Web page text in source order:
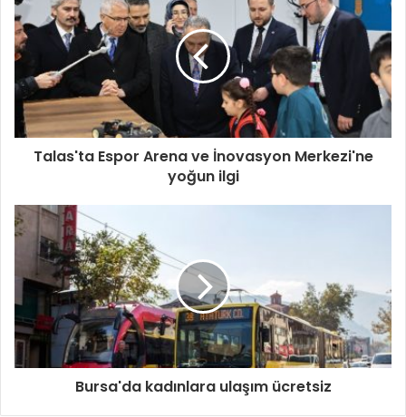
Talas'ta Espor Arena ve İnovasyon Merkezi'ne
yoğun ilgi
Bursa'da kadınlara ulaşım ücretsiz